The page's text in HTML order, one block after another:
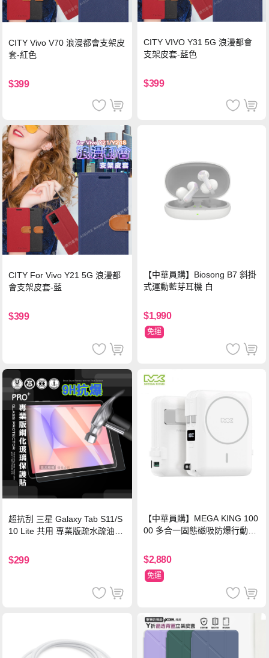
CITY Vivo V70 浪漫都會支架皮
套-紅色
$399
CITY VIVO Y31 5G 浪漫都會
支架皮套-藍色
$399
CITY For Vivo Y21 5G 浪漫都
會支架皮套-藍
$399
【中華員購】Biosong B7 斜掛
式運動藍芽耳機 白
$1,990
免運
超抗刮 三星 Galaxy Tab S11/S
10 Lite 共用 專業版疏水疏油9H
$299
【中華員購】MEGA KING 100
00 多合一固態磁吸防爆行動電
$2,880
免運